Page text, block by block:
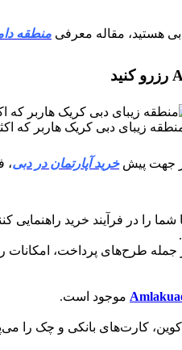
هستید، مقاله معرفی منطقه
زیبای دبی کریک هاربر که
جهت پیشخرید آپارتمان در دبی،
را در فرآیند خرید راهنمایی
طرح‌های پرداخت، امکانات
موجود است.
کارت‌های بانکی و چک را